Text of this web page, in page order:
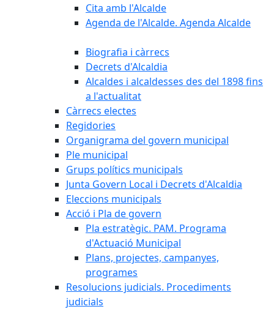
Cita amb l'Alcalde
Agenda de l'Alcalde. Agenda Alcalde
Biografia i càrrecs
Decrets d'Alcaldia
Alcaldes i alcaldesses des del 1898 fins
a l'actualitat
Càrrecs electes
Regidories
Organigrama del govern municipal
Ple municipal
Grups polítics municipals
Junta Govern Local i Decrets d'Alcaldia
Eleccions municipals
Acció i Pla de govern
Pla estratègic. PAM. Programa
d'Actuació Municipal
Plans, projectes, campanyes,
programes
Resolucions judicials. Procediments
judicials